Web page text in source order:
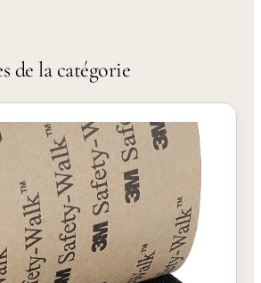
de la catégorie